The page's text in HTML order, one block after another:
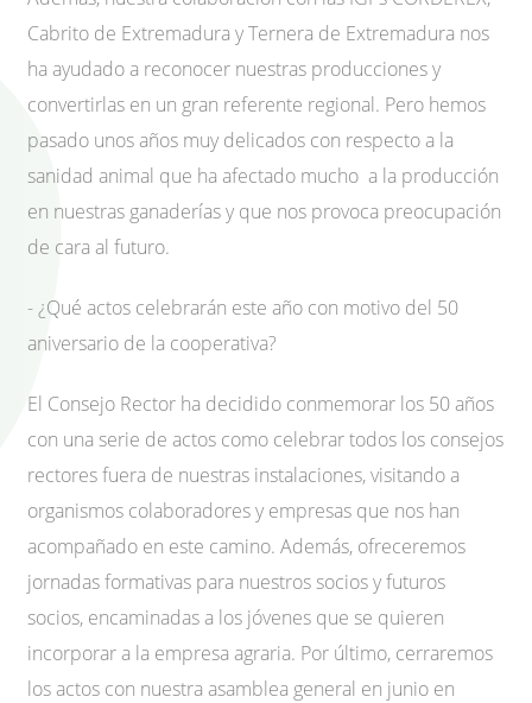
Cabrito de Extremadura y Ternera de Extremadura nos
ha ayudado a reconocer nuestras producciones y
convertirlas en un gran referente regional. Pero hemos
pasado unos años muy delicados con respecto a la
sanidad animal que ha afectado mucho a la producción
en nuestras ganaderías y que nos provoca preocupación
de cara al futuro.
- ¿Qué actos celebrarán este año con motivo del 50
aniversario de la cooperativa?
El Consejo Rector ha decidido conmemorar los 50 años
con una serie de actos como celebrar todos los consejos
rectores fuera de nuestras instalaciones, visitando a
organismos colaboradores y empresas que nos han
acompañado en este camino. Además, ofreceremos
jornadas formativas para nuestros socios y futuros
socios, encaminadas a los jóvenes que se quieren
incorporar a la empresa agraria. Por último, cerraremos
los actos con nuestra asamblea general en junio en